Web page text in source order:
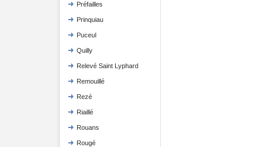
Préfailles
Prinquiau
Puceul
Quilly
Relevé Saint Lyphard
Remouillé
Rezé
Riaillé
Rouans
Rougé